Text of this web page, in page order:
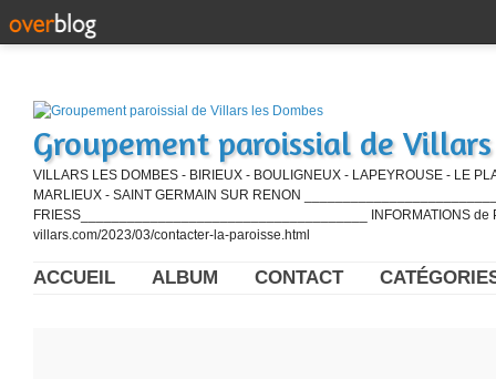
Groupement paroissial de
VILLARS LES DOMBES - BIRIEUX - BOULIGNEUX - LAPEYROUSE - LE
MARLIEUX - SAINT GERMAIN SUR RENON
FRIESS_____________________________________ INFORMATIONS de
villars.com/2023/03/contacter-la-paroisse.html
ACCUEIL ALBUM CONTACT